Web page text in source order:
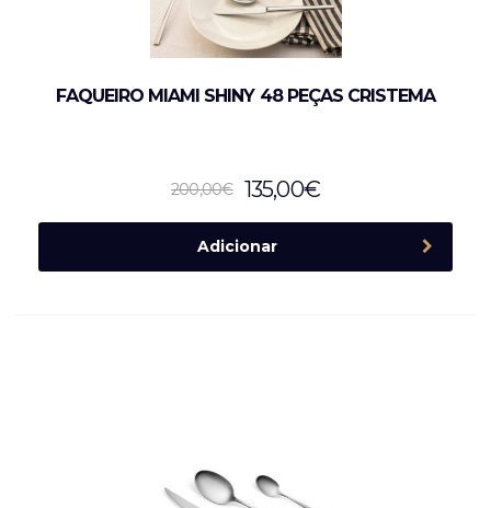
FAQUEIRO MIAMI SHINY 48 PEÇAS CRISTEMA
200,00€ 135,00€
Adicionar